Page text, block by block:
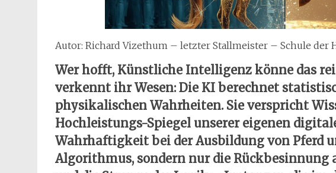
Autor: Richard Vizethum – letzter Stallmeister – Schule der
Wer hofft, Künstliche Intelligenz könne das
verkennt ihr Wesen: Die KI berechnet
physikalischen Wahrheiten. Sie verspricht
Hochleistungs-Spiegel unserer eigenen
Wahrhaftigkeit bei der Ausbildung von Pferd
Algorithmus, sondern nur die Rückbesinnung